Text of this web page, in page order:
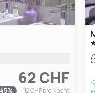
62 CHF
45% 112 CHFpro Nacht